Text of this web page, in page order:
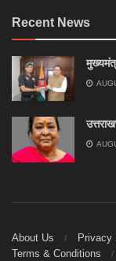
Recent News
About Us Privacy
Terms & Conditions